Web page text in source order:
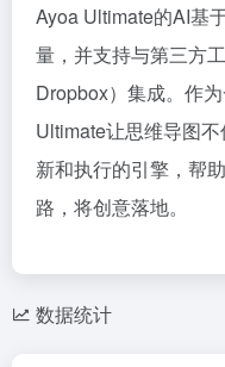
Ayoa Ultimate的AI基
量，并支持与第三方
Dropbox）集成。作
Ultimate让思维导图
新和执行的引擎，帮
路，将创意落地。
数据统计